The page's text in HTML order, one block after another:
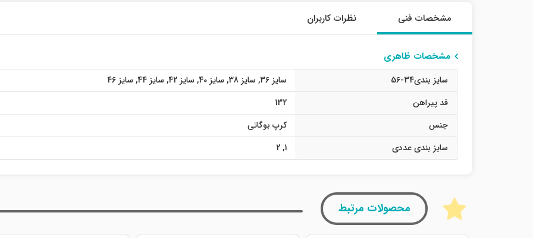
مشخصات فنی نظرات کاربران
مشخصات ظاهری
سایز بندی34-56 سایز 36 , سایز 38 , سایز 40 , سایز 42 , سایز 44 , سایز 46
قد پیراهن
132
جنس
کرپ بوگاتی
سایز بندی عددی
1
,
2
محصولات مرتبط